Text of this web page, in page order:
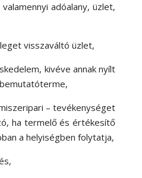
adóalany, üzlet,
visszaváltó üzlet,
kivéve annak nyílt
– tevékenységet
ha termelő és értékesítő
a helyiségben folytatja,